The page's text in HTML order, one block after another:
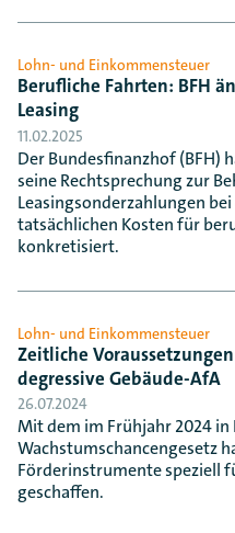
Lohn- und Einkommensteuer
Berufliche Fahrten: BFH
Leasing
11.02.2025
Der Bundesfinanzhof (BFH)
seine Rechtsprechung zur
Leasingsonderzahlungen
tatsächlichen Kosten für
konkretisiert.
Lohn- und Einkommensteuer
Zeitliche
degressive Gebäude-AfA
26.07.2024
Mit dem im Frühjahr 2024
Wachstumschancengesetz
Förderinstrumente speziell
geschaffen.